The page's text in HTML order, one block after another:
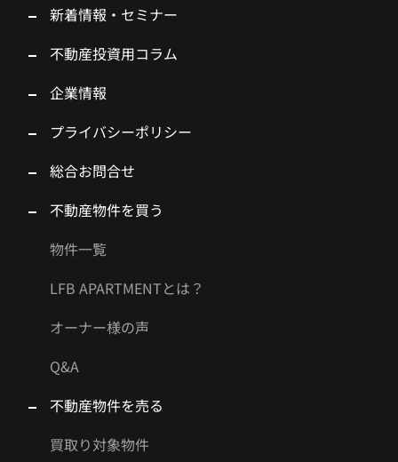
新着情報・セミナー
不動産投資用コラム
企業情報
プライバシーポリシー
総合お問合せ
不動産物件を買う
物件一覧
LFB APARTMENTとは？
オーナー様の声
Q&A
不動産物件を売る
買取り対象物件